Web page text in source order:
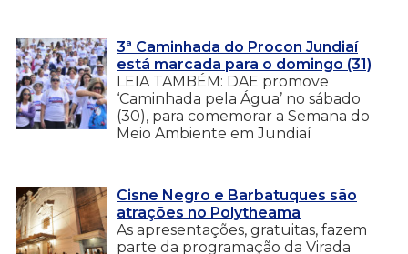
3ª Caminhada do Procon Jundiaí
está marcada para o domingo (31)
LEIA TAMBÉM: DAE promove
‘Caminhada pela Água’ no sábado
(30), para comemorar a Semana do
Meio Ambiente em Jundiaí
Cisne Negro e Barbatuques são
atrações no Polytheama
As apresentações, gratuitas, fazem
parte da programação da Virada